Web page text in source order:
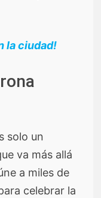
la ciudad!
solo un
va más allá
a miles de
celebrar la